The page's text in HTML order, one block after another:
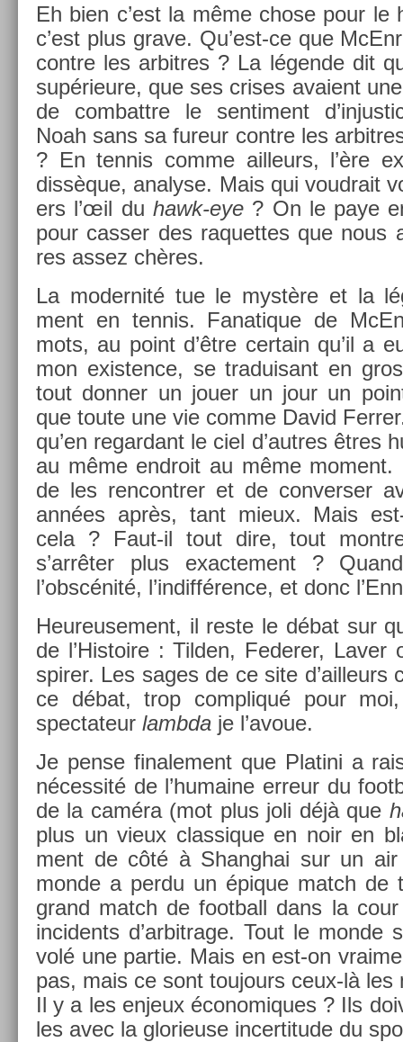
Eh bien c’est la même chose pour le
c’est plus grave. Qu’est-ce que
con­tre les ar­bitres ? La légende dit
sup­érieure, que ses crises avaient
de com­battre le sen­ti­ment
Noah sans sa fureur con­tre les
? En ten­nis comme ail­leurs, l’ère
dissèque, an­alyse. Mais qui voud­rait
ers l’œil du hawk-eye ? On le paye
pour cass­er des raquet­tes que nous
res assez chères.
La moder­nité tue le mystère et la
ment en ten­nis. Fanatique de
mots, au point d’être cer­tain qu’il a
mon ex­ist­ence, se traduisant en
tout donn­er un jouer un jour un
que toute une vie comme David
qu’en re­gar­dant le ciel d’aut­res êtres
au même end­roit au même
de les re­ncontr­er et de con­vers­er
années après, tant mieux. Mais
cela ? Faut-il tout dire, tout
s’arrêter plus ex­ac­te­ment ?
l’obscénité, l’in­différ­ence, et donc
Heureuse­ment, il reste le débat sur
de l’His­toire : Tild­en, Feder­er,
spir­er. Les sages de ce site d’ail­leurs
ce débat, trop com­pliqué pour
spectateur lambda je l’avoue.
Je pense fin­ale­ment que Platini a
néces­sité de l’humaine er­reur du
de la caméra (mot plus joli déjà que
plus un vieux clas­sique en noir en
ment de côté à Shanghai sur un air
monde a perdu un épique match de
grand match de foot­ball dans la
in­cidents d’ar­bitrage. Tout le monde
volé une par­tie. Mais en est-on
pas, mais ce sont toujours ceux-là les
Il y a les en­jeux écon­omiques ? Ils
les avec la glorieuse in­cer­titude du